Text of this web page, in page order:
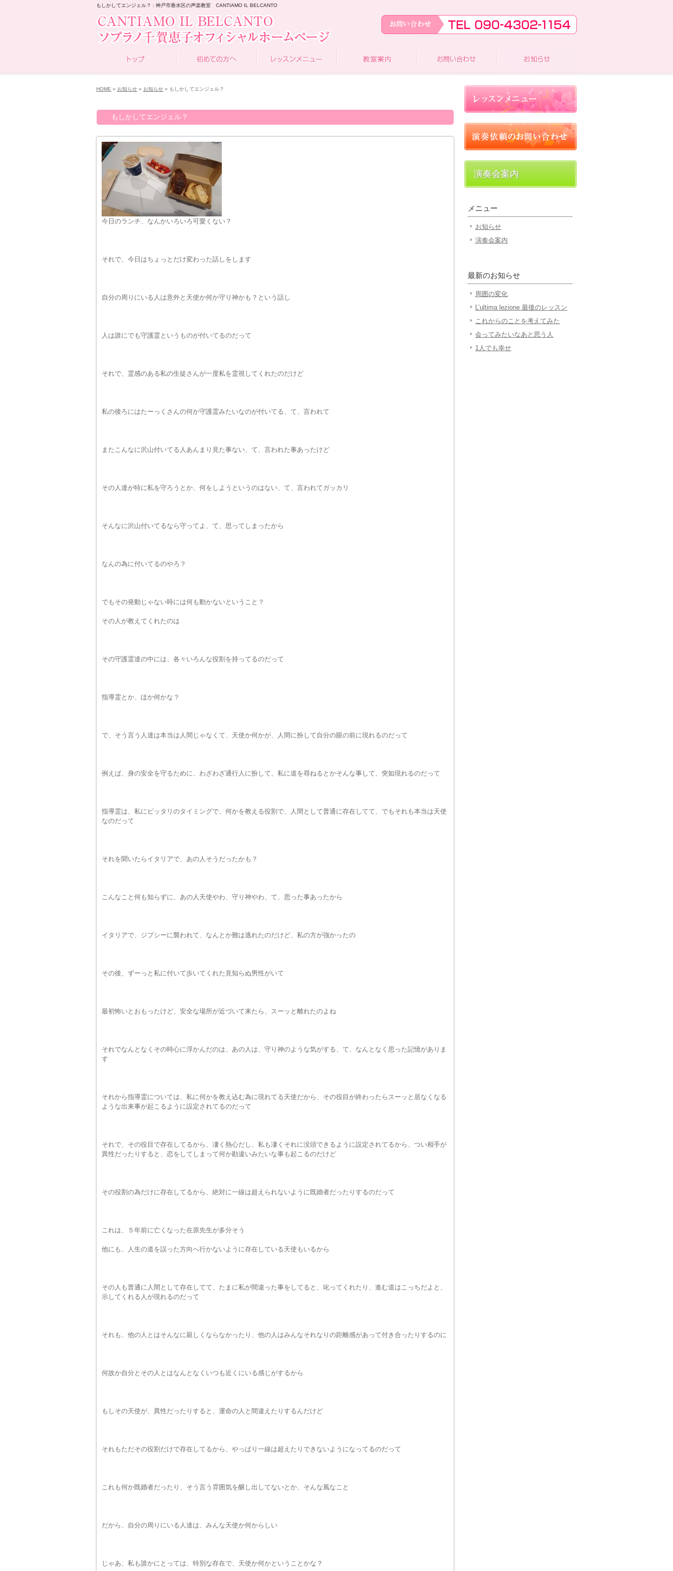
もしかしてエンジェル？ : 神戸市垂水区の声楽教室 CANTIAMO IL BELCANTO
HOME » お知らせ » お知らせ » もしかしてエンジェル？
もしかしてエンジェル？
今日のランチ、なんかいろいろ可愛くない？
それで、今日はちょっとだけ変わった話しをします
自分の周りにいる人は意外と天使か何か守り神かも？という話し
人は誰にでも守護霊というものが付いてるのだって
それで、霊感のある私の生徒さんが一度私を霊視してくれたのだけど
私の後ろにはたーっくさんの何か守護霊みたいなのが付いてる、て、言われて
またこんなに沢山付いてる人あんまり見た事ない、て、言われた事あったけど
その人達が特に私を守ろうとか、何をしようというのはない、て、言われてガッカリ
そんなに沢山付いてるなら守ってよ、て、思ってしまったから
なんの為に付いてるのやろ？
でもその発動じゃない時には何も動かないということ？
その人が教えてくれたのは
その守護霊達の中には、各々いろんな役割を持ってるのだって
指導霊とか、ほか何かな？
で、そう言う人達は本当は人間じゃなくて、天使か何かが、人間に扮して自分の眼の前に現れるのだって
例えば、身の安全を守るために、わざわざ通行人に扮して、私に道を尋ねるとかそんな事して、突如現れるのだって
指導霊は、私にピッタリのタイミングで、何かを教える役割で、人間として普通に存在してて、でもそれも本当は天使
なのだって
それを聞いたらイタリアで、あの人そうだったかも？
こんなこと何も知らずに、あの人天使やわ、守り神やわ、て、思った事あったから
イタリアで、ジプシーに襲われて、なんとか難は逃れたのだけど、私の方が強かったの
その後、ずーっと私に付いて歩いてくれた見知らぬ男性がいて
最初怖いとおもったけど、安全な場所が近づいて来たら、スーッと離れたのよね
それでなんとなくその時心に浮かんだのは、あの人は、守り神のような気がする、て、なんとなく思った記憶がありま
す
それから指導霊については、私に何かを教え込む為に現れてる天使だから、その役目が終わったらスーッと居なくなる
ような出来事が起こるように設定されてるのだって
それで、その役目で存在してるから、凄く熱心だし、私も凄くそれに没頭できるように設定されてるから、つい相手が
異性だったりすると、恋をしてしまって何か勘違いみたいな事も起こるのだけど
その役割の為だけに存在してるから、絶対に一線は超えられないように既婚者だったりするのだって
これは、５年前に亡くなった在原先生が多分そう
他にも、人生の道を誤った方向へ行かないように存在している天使もいるから
その人も普通に人間として存在してて、たまに私が間違った事をしてると、叱ってくれたり、進む道はこっちだよと、
示してくれる人が現れるのだって
それも、他の人とはそんなに親しくならなかったり、他の人はみんなそれなりの距離感があって付き合ったりするのに
何故か自分とその人とはなんとなくいつも近くにいる感じがするから
もしその天使が、異性だったりすると、運命の人と間違えたりするんだけど
それもただその役割だけで存在してるから、やっぱり一線は超えたりできないようになってるのだって
これも何か既婚者だったり、そう言う雰囲気を醸し出してないとか、そんな風なこと
だから、自分の周りにいる人達は、みんな天使か何からしい
じゃあ、私も誰かにとっては、特別な存在で、天使か何かということかな？
演奏会案内
メニュー
お知らせ
演奏会案内
最新のお知らせ
周囲の変化
L’ultima lezione 最後のレッスン
これからのことを考えてみた
会ってみたいなあと思う人
1人でも幸せ